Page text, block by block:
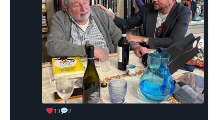
13 2